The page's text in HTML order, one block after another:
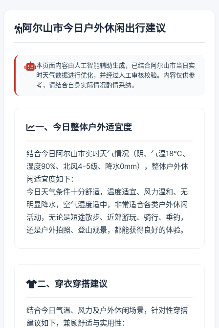
阿尔山市今日户外休闲出行建议
本页面内容由人工智能辅助生成，已结合阿尔山市当日实
时天气数据进行优化，并经过人工审核校验。内容仅供参
考，请结合自身实际情况酌情采纳。
一、今日整体户外适宜度
结合今日阿尔山市实时天气情况（阴、气温18℃、
湿度90%、北风4-5级、降水0mm），整体户外休
闲适宜度如下：
今日天气条件十分舒适，温度适宜、风力温和、无
明显降水，空气湿度适中，非常适合各类户外休闲
活动，无论是短途散步、近郊游玩、骑行、垂钓，
还是户外拍照、登山观景，都能获得良好的体验。
二、穿衣穿搭建议
结合今日气温、风力及户外休闲场景，针对性穿搭
建议如下，兼顾舒适与实用性：